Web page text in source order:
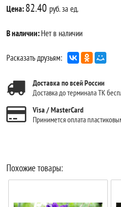
Цена:82.40 руб. за ед.
В наличии:Нет в наличии
Расказать друзьям:
Доставка по всей России
Доставка до терминала ТК
Visa / MasterCard
Принимется оплата
Похожие товары: